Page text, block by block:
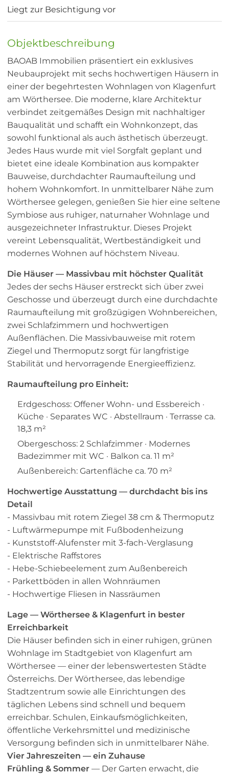
Liegt zur Besichtigung vor
Objektbeschreibung
BAOAB Immobilien präsentiert ein exklusives
Neubauprojekt mit sechs hochwertigen Häusern in
einer der begehrtesten Wohnlagen von Klagenfurt
am Wörthersee. Die moderne, klare Architektur
verbindet zeitgemäßes Design mit nachhaltiger
Bauqualität und schafft ein Wohnkonzept, das
sowohl funktional als auch ästhetisch überzeugt.
Jedes Haus wurde mit viel Sorgfalt geplant und
bietet eine ideale Kombination aus kompakter
Bauweise, durchdachter Raumaufteilung und
hohem Wohnkomfort. In unmittelbarer Nähe zum
Wörthersee gelegen, genießen Sie hier eine seltene
Symbiose aus ruhiger, naturnaher Wohnlage und
ausgezeichneter Infrastruktur. Dieses Projekt
vereint Lebensqualität, Wertbeständigkeit und
modernes Wohnen auf höchstem Niveau.
Die Häuser — Massivbau mit höchster Qualität
Jedes der sechs Häuser erstreckt sich über zwei
Geschosse und überzeugt durch eine durchdachte
Raumaufteilung mit großzügigen Wohnbereichen,
zwei Schlafzimmern und hochwertigen
Außenflächen. Die Massivbauweise mit rotem
Ziegel und Thermoputz sorgt für langfristige
Stabilität und hervorragende Energieeffizienz.
Raumaufteilung pro Einheit:
Erdgeschoss: Offener Wohn- und Essbereich ·
Küche · Separates WC · Abstellraum · Terrasse ca.
18,3 m²
Obergeschoss: 2 Schlafzimmer · Modernes
Badezimmer mit WC · Balkon ca. 11 m²
Außenbereich: Gartenfläche ca. 70 m²
Hochwertige Ausstattung — durchdacht bis ins
Detail
- Massivbau mit rotem Ziegel 38 cm & Thermoputz
- Luftwärmepumpe mit Fußbodenheizung
- Kunststoff-Alufenster mit 3-fach-Verglasung
- Elektrische Raffstores
- Hebe-Schiebeelement zum Außenbereich
- Parkettböden in allen Wohnräumen
- Hochwertige Fliesen in Nassräumen
Lage — Wörthersee & Klagenfurt in bester
Erreichbarkeit
Die Häuser befinden sich in einer ruhigen, grünen
Wohnlage im Stadtgebiet von Klagenfurt am
Wörthersee — einer der lebenswertesten Städte
Österreichs. Der Wörthersee, das lebendige
Stadtzentrum sowie alle Einrichtungen des
täglichen Lebens sind schnell und bequem
erreichbar. Schulen, Einkaufsmöglichkeiten,
öffentliche Verkehrsmittel und medizinische
Versorgung befinden sich in unmittelbarer Nähe.
Vier Jahreszeiten — ein Zuhause
Frühling & Sommer — Der Garten erwacht, die